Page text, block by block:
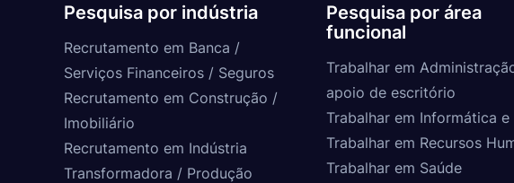
Pesquisa por indústria
Recrutamento em Banca /
Serviços Financeiros / Seguros
Recrutamento em Construção /
Imobiliário
Recrutamento em Indústria
Transformadora / Produção
Pesquisa por área
funcional
Trabalhar em
apoio de escritório
Trabalhar em Informática e
Trabalhar em Recursos
Trabalhar em Saúde